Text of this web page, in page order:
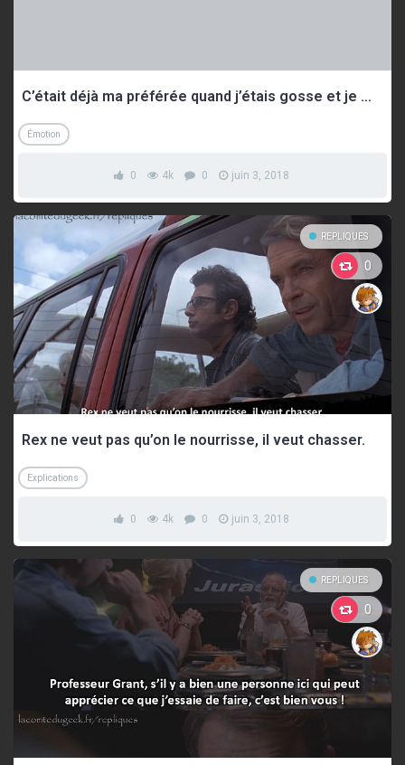
C’était déjà ma préférée quand j’étais gosse et je me rends compte aujourd’hui que c’est la plus belle chose que j’ai jamais vu
Émotion
0 4k 0 juin 3, 2018
REPLIQUES
0
Rex ne veut pas qu’on le nourrisse, il veut chasser.
Explications
0 4k 0 juin 3, 2018
REPLIQUES
0